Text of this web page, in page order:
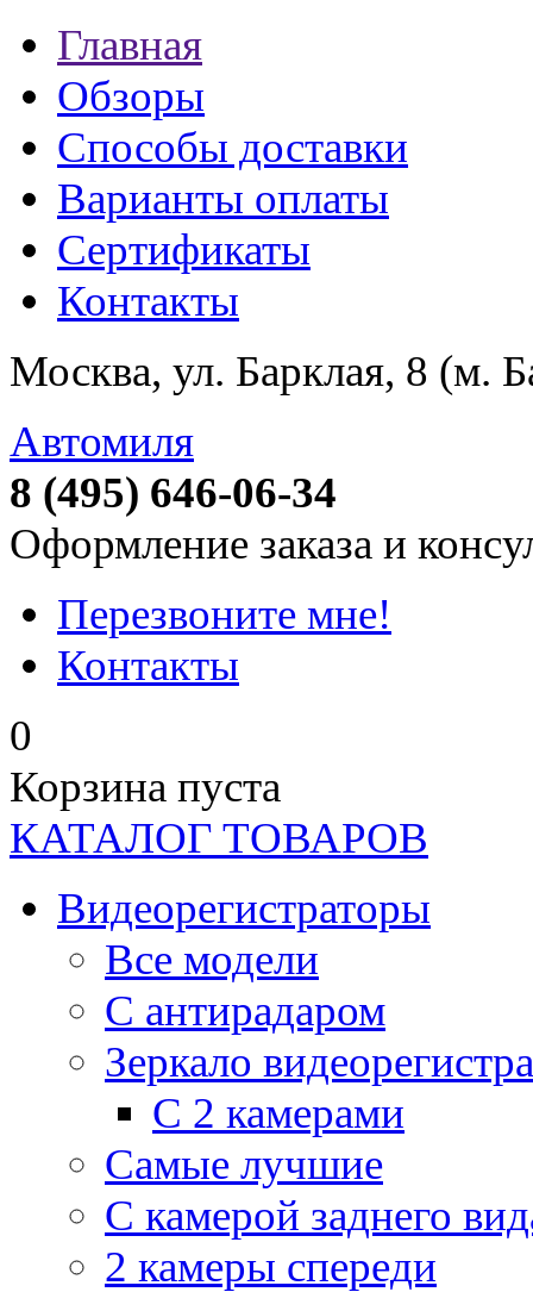
Главная
Обзоры
Способы доставки
Варианты оплаты
Сертификаты
Контакты
Москва, ул. Барклая, 8 (м.
Автомиля
8 (495) 646-06-34
Оформление заказа и
Перезвоните мне!
Контакты
0
Корзина пуста
КАТАЛОГ ТОВАРОВ
Видеорегистраторы
Все модели
C антирадаром
Зеркало
С 2 камерами
Самые лучшие
С камерой заднего
2 камеры спереди